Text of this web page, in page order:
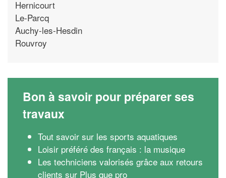
Hernicourt
Le-Parcq
Auchy-les-Hesdin
Rouvroy
Bon à savoir pour préparer ses
travaux
Tout savoir sur les sports aquatiques
Loisir préféré des français : la musique
Les techniciens valorisés grâce aux retours
clients sur Plus que pro